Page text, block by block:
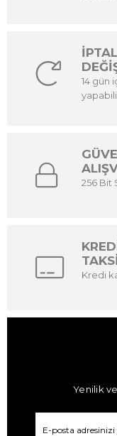
14 gün
256 Bit
Kredi
Yenilik